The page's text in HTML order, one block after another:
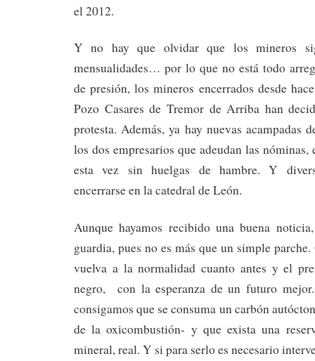
el 2012.
Y no hay que olvidar que los mineros
mensualidades… por lo que no está todo
de presión, los mineros encerrados desde
Pozo Casares de Tremor de Arriba han
protesta. Además, ya hay nuevas acampadas
los dos empresarios que adeudan las nóminas,
esta vez sin huelgas de hambre. Y
encerrarse en la catedral de León.
Aunque hayamos recibido una buena
guardia, pues no es más que un simple
vuelva a la normalidad cuanto antes y el
negro, con la esperanza de un futuro
consigamos que se consuma un carbón
de la oxicombustión- y que exista una
mineral, real. Y si para serlo es necesario